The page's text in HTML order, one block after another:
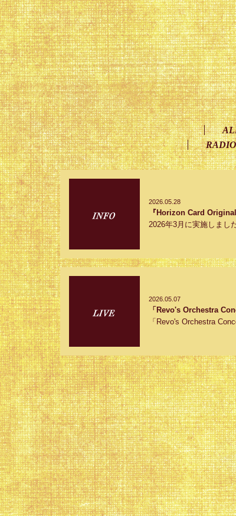
RADIO
2026.05.28
『Horizon Card
2026年3月に実施しまし
2026.05.07
「Revo's Orchestra
「Revo's Orchestra